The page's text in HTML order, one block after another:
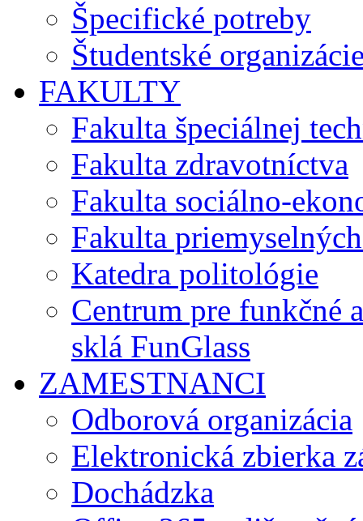
Špecifické potreby
Študentské
FAKULTY
Fakulta špeciálnej
Fakulta zdravotníctva
Fakulta sociálno-
Fakulta
Katedra politológie
Centrum pre funkčné
sklá FunGlass
ZAMESTNANCI
Odborová organizácia
Elektronická zbierka
Dochádzka